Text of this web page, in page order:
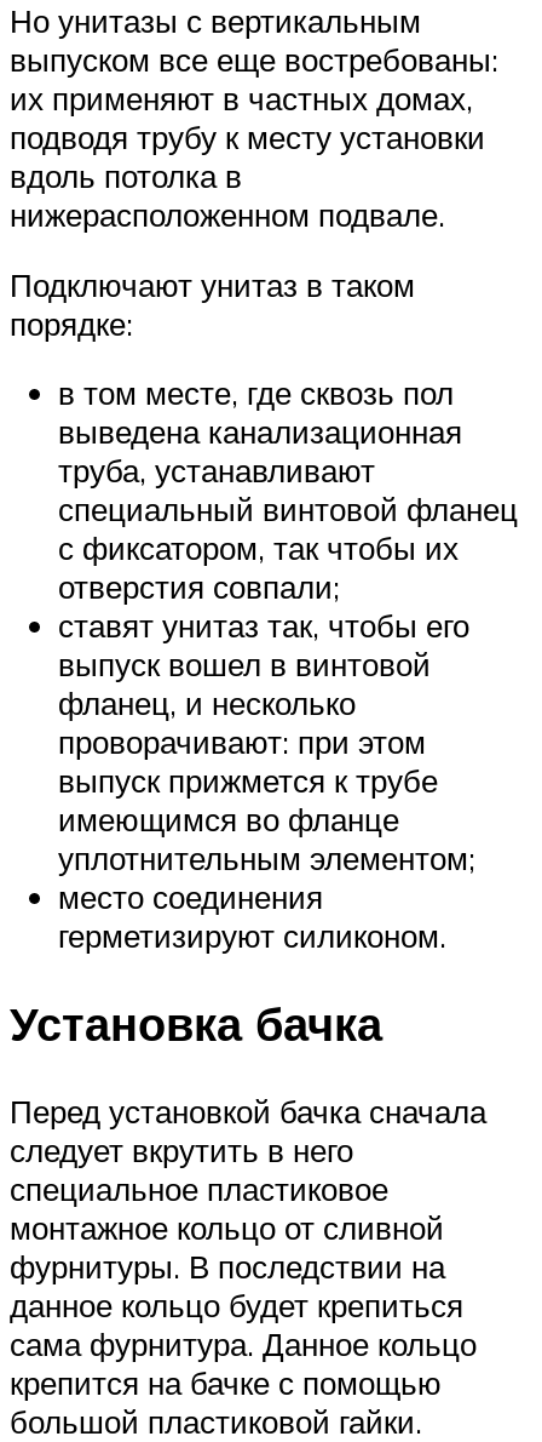
Но унитазы с вертикальным
выпуском все еще востребованы:
их применяют в частных домах,
подводя трубу к месту установки
вдоль потолка в
нижерасположенном подвале.
Подключают унитаз в таком
порядке:
в том месте, где сквозь пол
выведена канализационная
труба, устанавливают
специальный винтовой фланец
с фиксатором, так чтобы их
отверстия совпали;
ставят унитаз так, чтобы его
выпуск вошел в винтовой
фланец, и несколько
проворачивают: при этом
выпуск прижмется к трубе
имеющимся во фланце
уплотнительным элементом;
место соединения
герметизируют силиконом.
Установка бачка
Перед установкой бачка сначала
следует вкрутить в него
специальное пластиковое
монтажное кольцо от сливной
фурнитуры. В последствии на
данное кольцо будет крепиться
сама фурнитура. Данное кольцо
крепится на бачке с помощью
большой пластиковой гайки.